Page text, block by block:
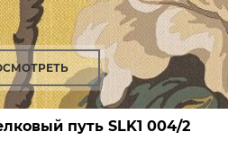
путьSLK1 004/2